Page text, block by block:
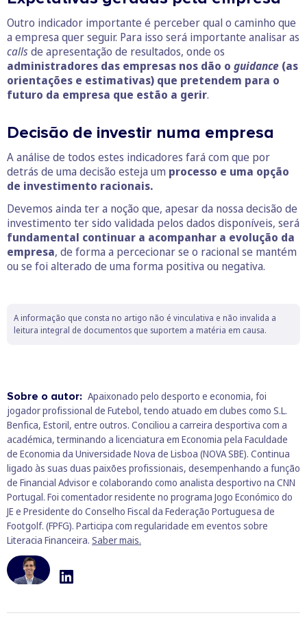
Outro indicador importante é perceber qual o caminho que
a empresa quer seguir. Para isso será importante analisar as
callsde apresentação de resultados, onde os
administradores das empresas nos dão o guidance (as
orientações e estimativas) que pretendem para o
futuro da empresa que estão a gerir.
Decisão de investir numa empresa
A análise de todos estes indicadores fará com que por
detrás de uma decisão esteja um processo e uma opção
de investimento racionais.
Devemos ainda ter a noção que, apesar da nossa decisão de
investimento ter sido validada pelos dados disponíveis, será
fundamental continuar a acompanhar a evolução da
empresa, de forma a percecionar se o racional se mantém
ou se foi alterado de uma forma positiva ou negativa.
A informação que consta no artigo não é vinculativa e não invalida a
leitura integral de documentos que suportem a matéria em causa.
Sobre o autor: Apaixonado pelo desporto e economia, foi
jogador profissional de Futebol, tendo atuado em clubes como S.L.
Benfica, Estoril, entre outros. Conciliou a carreira desportiva com a
académica, terminando a licenciatura em Economia pela Faculdade
de Economia da Universidade Nova de Lisboa (NOVA SBE). Continua
ligado às suas duas paixões profissionais, desempenhando a função
de Financial Advisor e colaborando como analista desportivo na CNN
Portugal. Foi comentador residente no programa Jogo Económico do
JE e Presidente do Conselho Fiscal da Federação Portuguesa de
Footgolf. (FPFG). Participa com regularidade em eventos sobre
Literacia Financeira. Saber mais.